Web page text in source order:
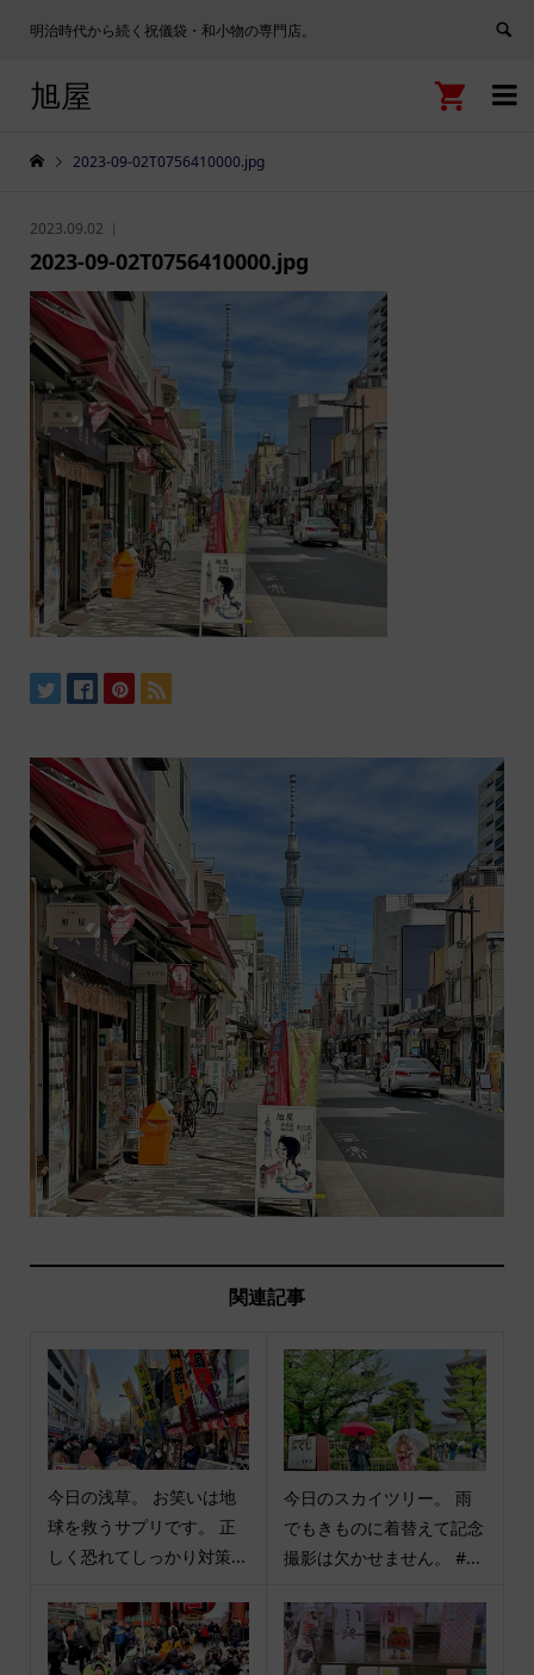
明治時代から続く祝儀袋・和小物の専門店。

旭屋 
2023-09-02T0756410000.jpg
2023.09.02
2023-09-02T0756410000.jpg
関連記事
今日の浅草。 お笑いは地
球を救うサプリです。 正
しく恐れてしっかり対策...
今日のスカイツリー。 雨
でもきものに着替えて記念
撮影は欠かせません。 #...